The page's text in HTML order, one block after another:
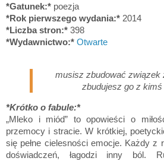
*Gatunek:* poezja
*Rok pierwszego wydania:* 2014
*Liczba stron:* 398
*Wydawnictwo:* Otwarte
musisz zbudować związek
zbudujesz go z kimś
*Krótko o fabule:*
„Mleko i miód” to opowieści o
przemocy i stracie. W krótkiej,
się pełne cielesności emocje. Każdy z
doświadczeń, łagodzi inny ból.